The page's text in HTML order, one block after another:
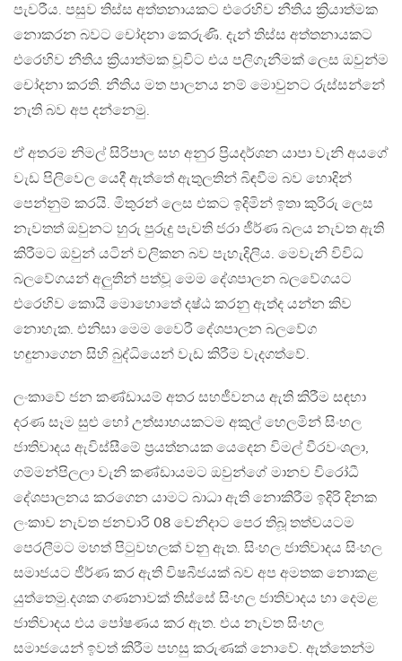
පැවරීය. පසුව තිස්ස අත්තනායකට එරෙහිව නීතිය ක්‍රියාත්මක
නොකරන බවට චෝදනා කෙරුණි. දැන් තිස්ස අත්තනායකට
එරෙහිව නීතිය ක්‍රියාත්මක වූවිට එය පලිගැනීමක් ලෙස ඔවුන්ම
චෝදනා කරති. නීතිය මත පාලනය නම් මොවුනට රුස්සන්නේ
නැති බව අප දන්නෙමු.
ඒ අතරම නිමල් සිරිපාල සහ අනුර ප්‍රියදර්ශන යාපා වැනි අයගේ
වැඩ පිලිවෙල යෙදී ඇත්තේ ඇතුලතින් බිඳවීම බව හොදින්
පෙන්නුම් කරයි. මිතුරන් ලෙස එකට ඉදිමින් ඉතා කුරිරු ලෙස
නැවතත් ඔවුනට හුරු පුරුදු පැවති ජරා ජීර්ණ බලය නැවත ඇති
කිරීමට ඔවුන් යටින් වලිකන බව පැහැදිලිය. මෙවැනි විවිධ
බලවේගයන් අලුතින් පත්වූ මෙම දේශපාලන බලවේගයට
එරෙහිව කොයි මොහොතේ දෂ්ඨ කරනු ඇත්ද යන්න කිව
නොහැක. එනිසා මෙම වෛරී දේශපාලන බලවේග
හඳුනාගෙන සිහි බුද්ධියෙන් වැඩ කිරීම වැදගත්වේ.
ලංකාවේ ජන කණ්ඩායම් අතර සහජීවනය ඇති කිරීම සඳහා
දරණ සෑම සුළු හෝ උත්සාහයකටම අකුල් හෙලමින් සිංහල
ජාතිවාදය ඇවිස්සීමේ ප්‍රයත්නයක යෙදෙන විමල් වීරවංශලා,
ගම්මන්පිලලා වැනි කණ්ඩායමට ඔවුන්ගේ මානව විරෝධී
දේශපාලනය කරගෙන යාමට බාධා ඇති නොකිරීම ඉදිරි දිනක
ලංකාව නැවත ජනවාරි 08 වෙනිදාට පෙර තිබූ තත්වයටම
පෙරලීමට මහත් පිටුවහලක් වනු ඇත. සිංහල ජාතිවාදය සිංහල
සමාජයට ජීර්ණ කර ඇති විෂබීජයක් බව අප අමතක නොකළ
යුත්තෙමු.දශක ගණනාවක් තිස්සේ සිංහල ජාතිවාදය හා දෙමළ
ජාතිවාදය එය පෝෂණය කර ඇත. එය නැවත සිංහල
සමාජයෙන් ඉවත් කිරීම පහසු කරුණක් නොවේ. ඇත්තෙන්ම